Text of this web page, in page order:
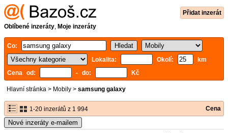
Přidat inzerát
Oblíbené inzeráty, Moje inzeráty
Co:
Lokalita:
Okolí:
km
Cena od:
- do: Kč
Hlavní stránka > Mobily > samsung galaxy
1-20 inzerátů z 1 994 Cena
Nové inzeráty e-mailem